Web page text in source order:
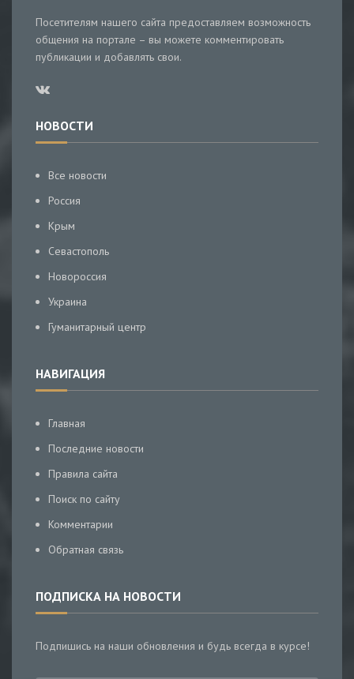
Посетителям нашего сайта предоставляем возможность
общения на портале – вы можете комментировать
публикации и добавлять свои.
НОВОСТИ
Все новости
Россия
Крым
Севастополь
Новороссия
Украина
Гуманитарный центр
НАВИГАЦИЯ
Главная
Последние новости
Правила сайта
Поиск по сайту
Комментарии
Обратная связь
ПОДПИСКА НА НОВОСТИ
Подпишись на наши обновления и будь всегда в курсе!